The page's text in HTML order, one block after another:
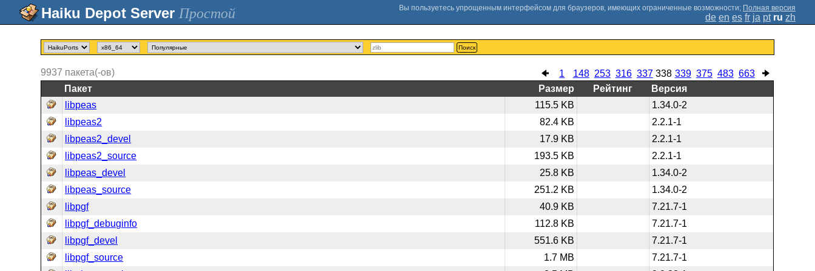
Простой ; Полная версия
de en es fr ja pt ru zh
Поиск
1 148 253 316 337 338 339 375 483 663
9937 пакета(-ов)
Пакет
Размер Рейтинг
Версия
libpeas
115.5 KB
1.34.0-2
libpeas2
82.4 KB
2.2.1-1
libpeas2_devel
17.9 KB
2.2.1-1
libpeas2_source
193.5 KB
2.2.1-1
libpeas_devel
25.8 KB
1.34.0-2
libpeas_source
251.2 KB
1.34.0-2
libpgf
40.9 KB
7.21.7-1
libpgf_debuginfo
112.8 KB
7.21.7-1
libpgf_devel
551.6 KB
7.21.7-1
libpgf_source
1.7 MB
7.21.7-1